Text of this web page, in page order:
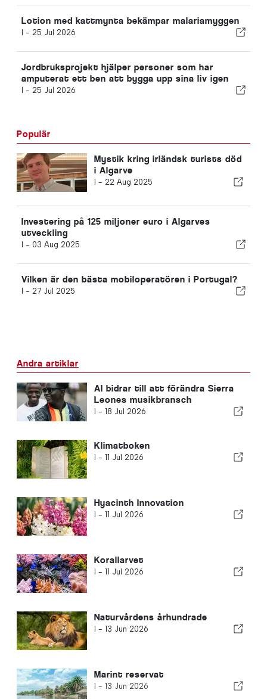
Lotion med kattmynta bekämpar malariamyggen
I - 25 Jul 2026
Jordbruksprojekt hjälper personer som har
amputerat ett ben att bygga upp sina liv igen
I - 25 Jul 2026
Populär
Mystik kring irländsk turists död
i Algarve
I - 22 Aug 2025
Investering på 125 miljoner euro i Algarves
utveckling
I - 03 Aug 2025
Vilken är den bästa mobiloperatören i Portugal?
I - 27 Jul 2025
Andra artiklar
AI bidrar till att förändra Sierra
Leones musikbransch
I - 18 Jul 2026
Klimatboken
I - 11 Jul 2026
Hyacinth Innovation
I - 11 Jul 2026
Korallarvet
I - 11 Jul 2026
Naturvårdens århundrade
I - 13 Jun 2026
Marint reservat
I - 13 Jun 2026